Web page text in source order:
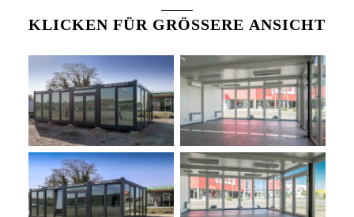
KLICKEN FÜR GRÖSSERE ANSICHT